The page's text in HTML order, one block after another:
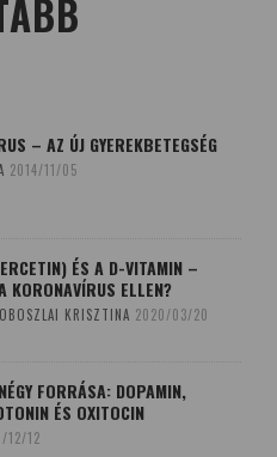
– AZ ÚJ GYEREKBETEGSÉG
2014/11/05
ÉS A D-VITAMIN –
KORONAVÍRUS ELLEN?
KRISZTINA 2020/03/20
FORRÁSA: DOPAMIN,
ÉS OXITOCIN
12/12